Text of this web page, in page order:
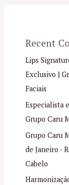
Recent
Lips
Exclusivo |
Faciais
Especialista
Grupo Caru
Grupo Caru
de Janeiro -
Cabelo